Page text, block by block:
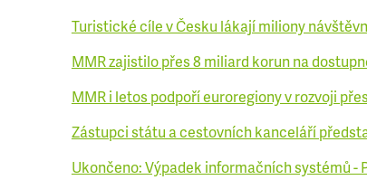
Turistické cíle v Česku lákají miliony
MMR zajistilo přes 8 miliard korun na
MMR i letos podpoří euroregiony v rozvoji
Zástupci státu a cestovních kanceláří
Ukončeno: Výpadek informačních systémů -